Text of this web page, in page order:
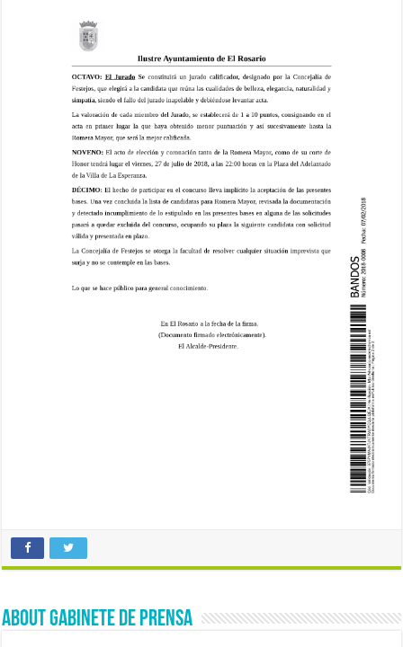
About Gabinete de Prensa